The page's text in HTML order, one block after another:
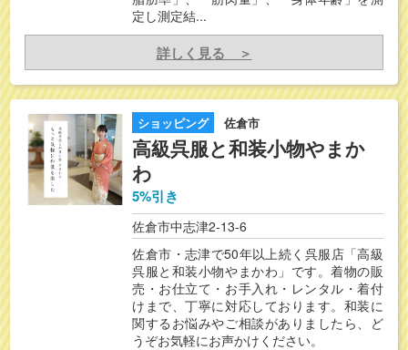
定し測定結...
詳しく見る ＞
ショッピング 佐倉市
高級呉服と和装小物やまか
わ
5%引き
佐倉市中志津2-13-6
佐倉市・志津で50年以上続く呉服店「高級
呉服と和装小物やまかわ」です。着物の販
売・お仕立て・お手入れ・レンタル・着付
けまで、丁寧に対応しております。和装に
関するお悩みやご相談がありましたら、ど
うぞお気軽にお声かけください。